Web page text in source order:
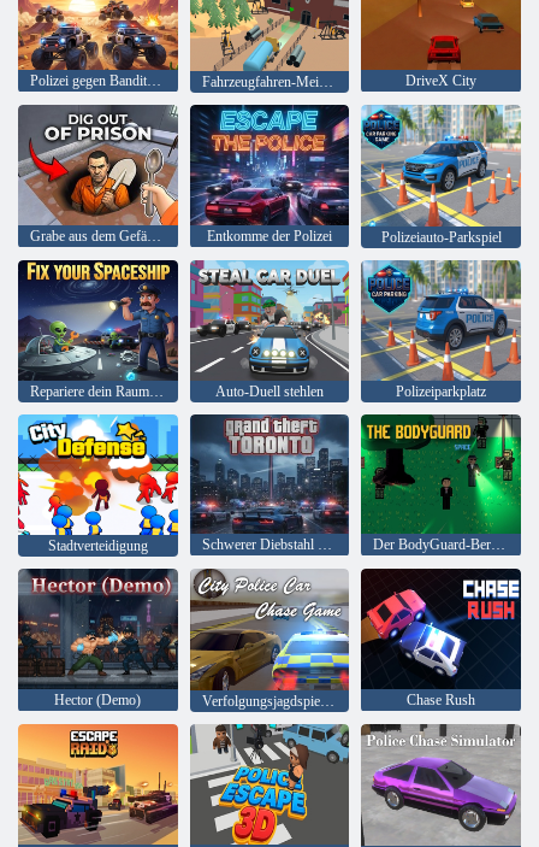
Polizei gegen Banditen: Monster Truck Fahrzeugfahren-Meisterspiel DriveX City
Entkomme der Polizei Polizeiauto-Parkspiel
Auto-Duell stehlen Polizeiparkplatz
Stadtverteidigung Schwerer Diebstahl Toronto Der BodyGuard-Bereich
Hector (Demo) Verfolgungsjagdspiel der Stadtpolizei Chase Rush